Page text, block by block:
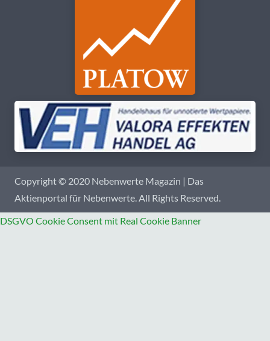
Copyright © 2020 Nebenwerte Magazin | Das
Aktienportal für Nebenwerte. All Rights Reserved.
DSGVO Cookie Consent mit Real Cookie Banner